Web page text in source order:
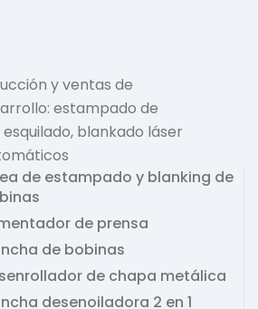
y ventas de
estampado de
blankado láser
de estampado y blanking de
de prensa
de bobinas
de chapa metálica
desenoiladora 2 en 1